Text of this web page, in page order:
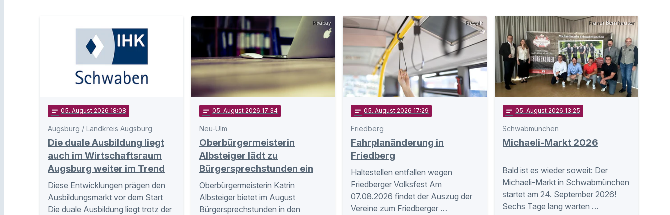
notes 05. August 2026 18:08
Augsburg / Landkreis Augsburg
Die duale Ausbildung liegt
auch im Wirtschaftsraum
Augsburg weiter im Trend
Diese Entwicklungen prägen den
Ausbildungsmarkt vor dem Start
Die duale Ausbildung liegt trotz der
Pixabay
notes 05. August 2026 17:34
Neu-Ulm
Oberbürgermeisterin
Albsteiger lädt zu
Bürgersprechstunden ein
Oberbürgermeisterin Katrin
Albsteiger bietet im August
Bürgersprechstunden in den
Freepik
notes 05. August 2026 17:29
Friedberg
Fahrplanänderung in
Friedberg
Haltestellen entfallen wegen
Friedberger Volksfest Am
07.08.2026 findet der Auszug der
Vereine zum Friedberger …
Franzi Bernhauser
notes 05. August 2026 13:25
Schwabmünchen
Michaeli-Markt 2026
Bald ist es wieder soweit: Der
Michaeli-Markt in Schwabmünchen
startet am 24. September 2026!
Sechs Tage lang warten …